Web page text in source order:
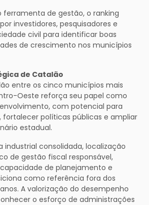
ferramenta de gestão, o ranking
investidores, pesquisadores e
civil para identificar boas
de crescimento nos municípios
de Catalão
entre os cinco municípios mais
Oeste reforça seu papel como
com potencial para
políticas públicas e ampliar
estadual.
consolidada, localização
de gestão fiscal responsável,
de planejamento e
como referência fora dos
A valorização do desempenho
o esforço de administrações